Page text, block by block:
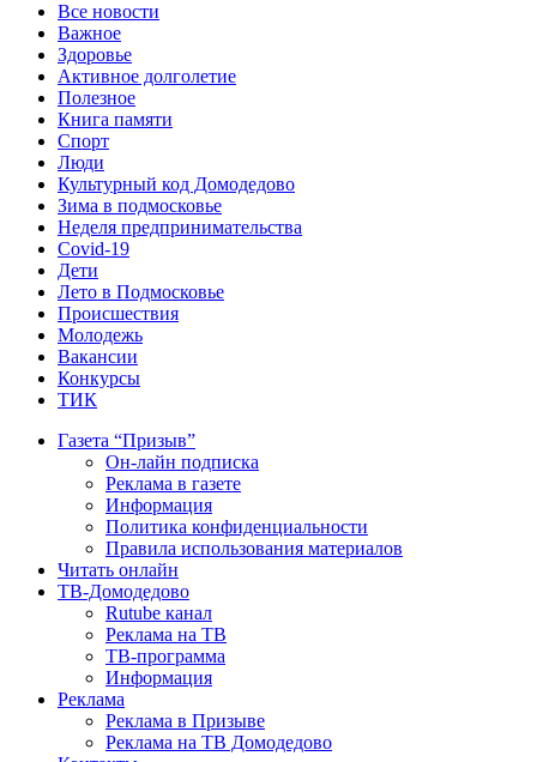
Все новости
Важное
Здоровье
Активное долголетие
Полезное
Книга памяти
Спорт
Люди
Культурный код Домодедово
Зима в подмосковье
Неделя предпринимательства
Covid-19
Дети
Лето в Подмосковье
Происшествия
Молодежь
Вакансии
Конкурсы
ТИК
Газета “Призыв”
Он-лайн подписка
Реклама в газете
Информация
Политика конфиденциальности
Правила использования материалов
Читать онлайн
ТВ-Домодедово
Rutube канал
Реклама на ТВ
ТВ-программа
Информация
Реклама
Реклама в Призыве
Реклама на ТВ Домодедово